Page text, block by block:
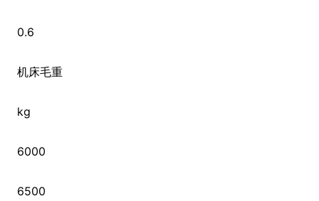
0.6
机床毛重
kg
6000
6500